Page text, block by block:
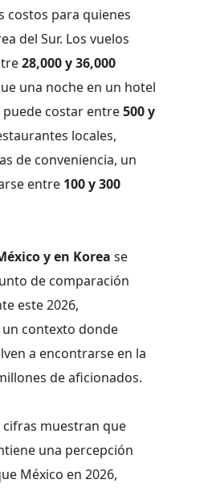
costos para quienes
del Sur. Los vuelos
28,000 y 36,000
una noche en un hotel
costar entre500 y
locales,
de conveniencia, un
entre 100 y 300
y en Korea se
de comparación
este 2026,
contexto donde
a encontrarse en la
de aficionados.
cifras muestran que
una percepción
México en 2026,